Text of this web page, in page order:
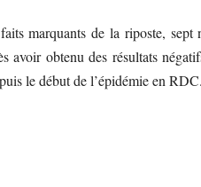
marquants de la riposte,
avoir obtenu des résultats
le début de l’épidémie en RDC.